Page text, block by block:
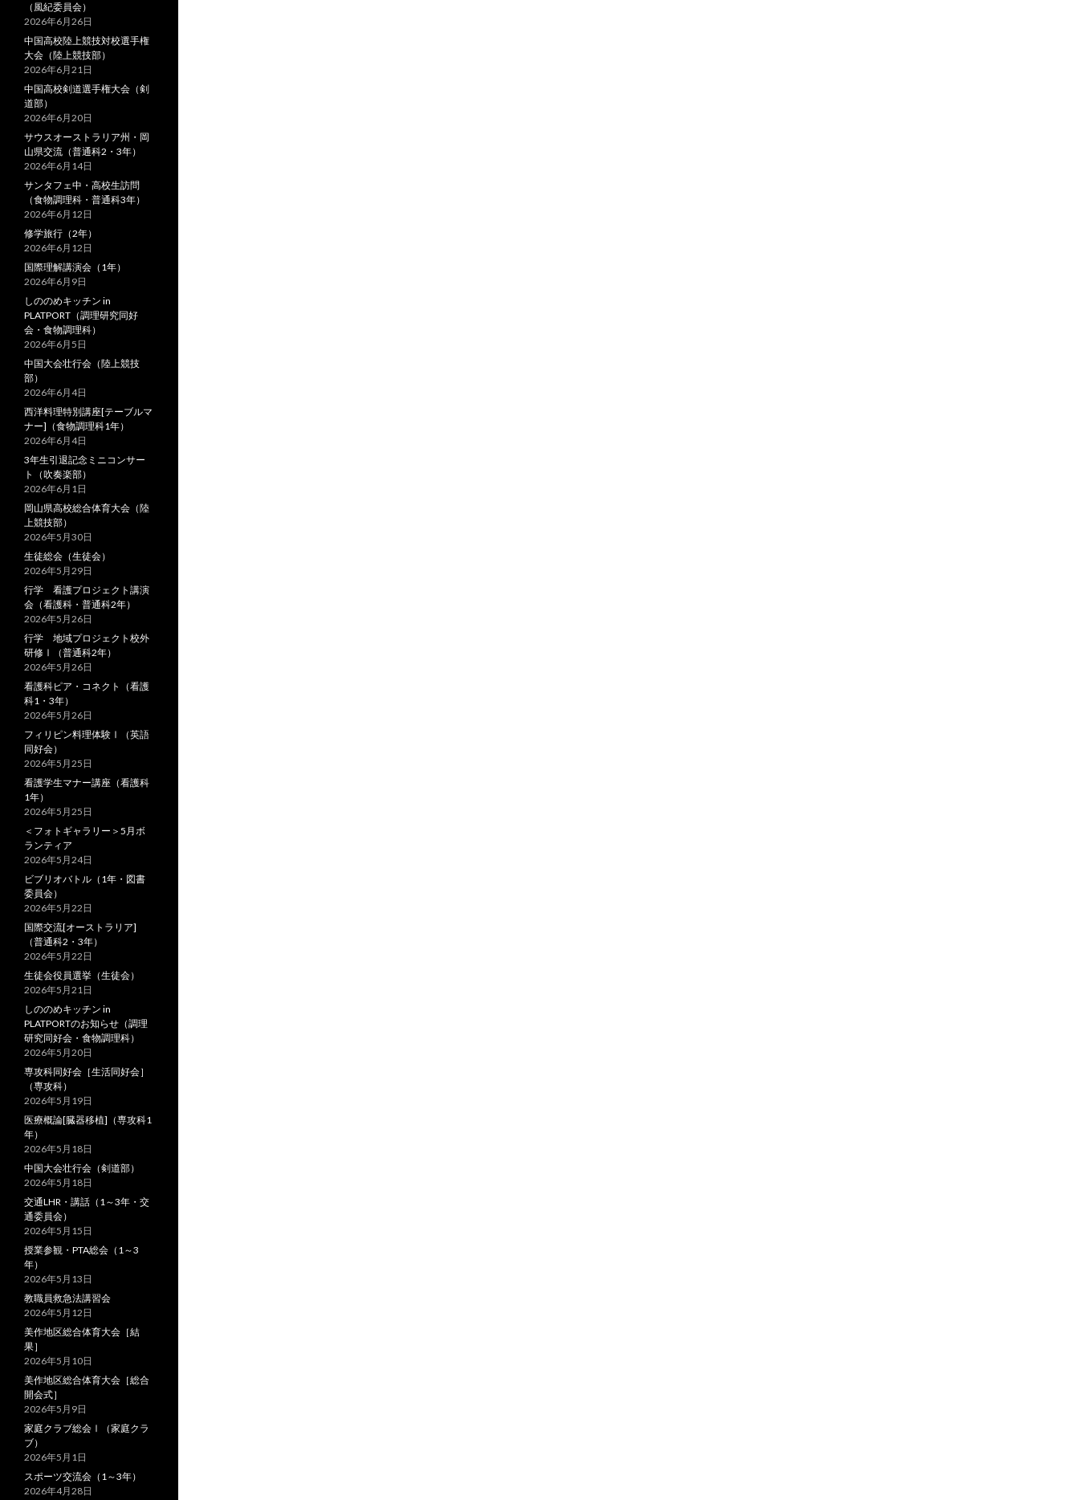
（風紀委員会）
2026年6月26日
中国高校陸上競技対校選手権
大会（陸上競技部）
2026年6月21日
中国高校剣道選手権大会（剣
道部）
2026年6月20日
サウスオーストラリア州・岡
山県交流（普通科2・3年）
2026年6月14日
サンタフェ中・高校生訪問
（食物調理科・普通科3年）
2026年6月12日
修学旅行（2年）
2026年6月12日
国際理解講演会（1年）
2026年6月9日
しののめキッチン in
PLATPORT（調理研究同好
会・食物調理科）
2026年6月5日
中国大会壮行会（陸上競技
部）
2026年6月4日
西洋料理特別講座[テーブルマ
ナー]（食物調理科1年）
2026年6月4日
3年生引退記念ミニコンサー
ト（吹奏楽部）
2026年6月1日
岡山県高校総合体育大会（陸
上競技部）
2026年5月30日
生徒総会（生徒会）
2026年5月29日
行学 看護プロジェクト講演
会（看護科・普通科2年）
2026年5月26日
行学 地域プロジェクト校外
研修Ⅰ（普通科2年）
2026年5月26日
看護科ピア・コネクト（看護
科1・3年）
2026年5月26日
フィリピン料理体験Ⅰ（英語
同好会）
2026年5月25日
看護学生マナー講座（看護科
1年）
2026年5月25日
＜フォトギャラリー＞5月ボ
ランティア
2026年5月24日
ビブリオバトル（1年・図書
委員会）
2026年5月22日
国際交流[オーストラリア]
（普通科2・3年）
2026年5月22日
生徒会役員選挙（生徒会）
2026年5月21日
しののめキッチン in
PLATPORTのお知らせ（調理
研究同好会・食物調理科）
2026年5月20日
専攻科同好会［生活同好会］
（専攻科）
2026年5月19日
医療概論[臓器移植]（専攻科1
年）
2026年5月18日
中国大会壮行会（剣道部）
2026年5月18日
交通LHR・講話（1～3年・交
通委員会）
2026年5月15日
授業参観・PTA総会（1～3
年）
2026年5月13日
教職員救急法講習会
2026年5月12日
美作地区総合体育大会［結
果］
2026年5月10日
美作地区総合体育大会［総合
開会式］
2026年5月9日
家庭クラブ総会Ⅰ（家庭クラ
ブ）
2026年5月1日
スポーツ交流会（1～3年）
2026年4月28日